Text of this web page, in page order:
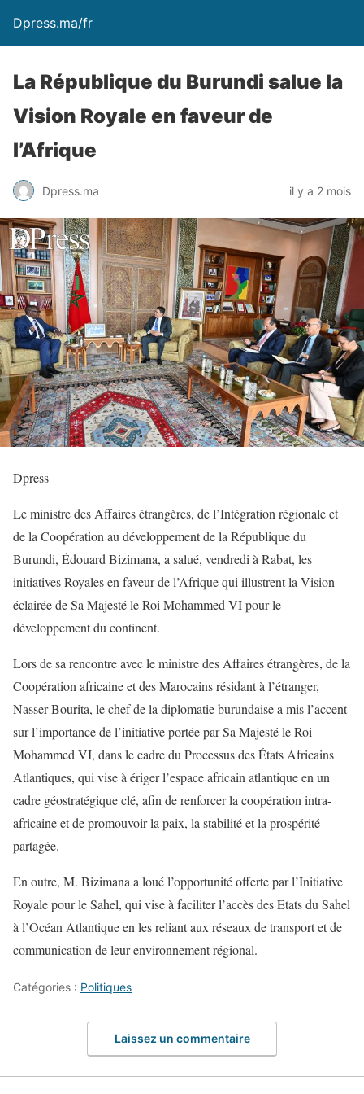
Dpress.ma/fr
La République du Burundi salue la
Vision Royale en faveur de
l’Afrique
Dpress.ma il y a 2 mois
Dpress
Le ministre des Affaires étrangères, de l’Intégration régionale et
de la Coopération au développement de la République du
Burundi, Édouard Bizimana, a salué, vendredi à Rabat, les
initiatives Royales en faveur de l’Afrique qui illustrent la Vision
éclairée de Sa Majesté le Roi Mohammed VI pour le
développement du continent.
Lors de sa rencontre avec le ministre des Affaires étrangères, de la
Coopération africaine et des Marocains résidant à l’étranger,
Nasser Bourita, le chef de la diplomatie burundaise a mis l’accent
sur l’importance de l’initiative portée par Sa Majesté le Roi
Mohammed VI, dans le cadre du Processus des États Africains
Atlantiques, qui vise à ériger l’espace africain atlantique en un
cadre géostratégique clé, afin de renforcer la coopération intra-
africaine et de promouvoir la paix, la stabilité et la prospérité
partagée.
En outre, M. Bizimana a loué l’opportunité offerte par l’Initiative
Royale pour le Sahel, qui vise à faciliter l’accès des Etats du Sahel
à l’Océan Atlantique en les reliant aux réseaux de transport et de
communication de leur environnement régional.
Catégories : Politiques
Laissez un commentaire